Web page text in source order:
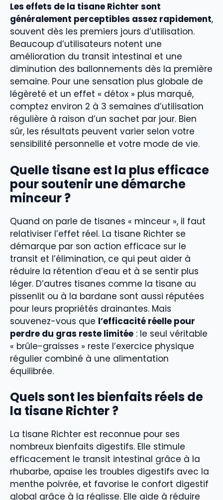
Les effets de la tisane Richter sont
généralement perceptibles assez rapidement,
souvent dès les premiers jours d’utilisation.
Beaucoup d’utilisateurs notent une
amélioration du transit intestinal et une
diminution des ballonnements dès la première
semaine. Pour une sensation plus globale de
légèreté et un effet « détox » plus marqué,
comptez environ 2 à 3 semaines d’utilisation
régulière à raison d’un sachet par jour. Bien
sûr, les résultats peuvent varier selon votre
sensibilité personnelle et votre mode de vie.
Quelle tisane est la plus efficace
pour soutenir une démarche
minceur ?
Quand on parle de tisanes « minceur », il faut
relativiser l’effet réel. La tisane Richter se
démarque par son action efficace sur le
transit et l’élimination, ce qui peut aider à
réduire la rétention d’eau et à se sentir plus
léger. D’autres tisanes comme la tisane au
pissenlit ou à la bardane sont aussi réputées
pour leurs propriétés drainantes. Mais
souvenez-vous que l’efficacité réelle pour
perdre du gras reste limitée : le seul véritable
« brûle-graisses » reste l’exercice physique
régulier combiné à une alimentation
équilibrée.
Quels sont les bienfaits réels de
la tisane Richter ?
La tisane Richter est reconnue pour ses
nombreux bienfaits digestifs. Elle stimule
efficacement le transit intestinal grâce à la
rhubarbe, apaise les troubles digestifs avec la
menthe poivrée, et favorise le confort digestif
global grâce à la réglisse. Elle aide à réduire